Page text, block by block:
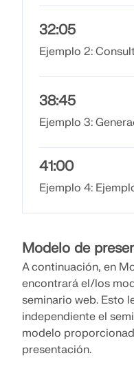
CBFEM, conforme a
totalmente integrado
trabajo estructurales
Herramienta de
El servicio en línea
zonas para la
nieve, velocidades
32:05
Ejemplo 2:
38:45
Ejemplo 3:
41:00
Ejemplo 4:
Modelo de
A continuación, en
encontrará el/los
seminario web. Esto
independiente el
modelo
presentación.